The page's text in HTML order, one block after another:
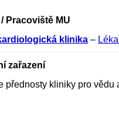
Pracoviště MU
klinika –
zařazení
přednosty kliniky pro vědu